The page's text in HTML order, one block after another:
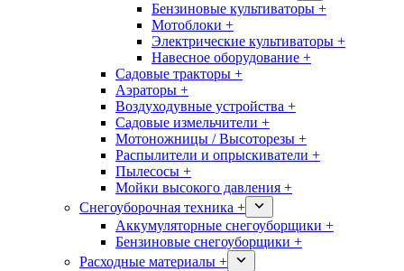
Бензиновые культиваторы +
Мотоблоки +
Электрические культиваторы +
Навесное оборудование +
Садовые тракторы +
Аэраторы +
Воздуходувные устройства +
Садовые измельчители +
Мотоножницы / Высоторезы +
Распылители и опрыскиватели +
Пылесосы +
Мойки высокого давления +
Снегоуборочная техника +
Аккумуляторные снегоуборщики +
Бензиновые снегоуборщики +
Расходные материалы +